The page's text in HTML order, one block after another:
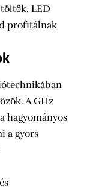
LED
profitálnak
A GHz
hagyományos
a gyors